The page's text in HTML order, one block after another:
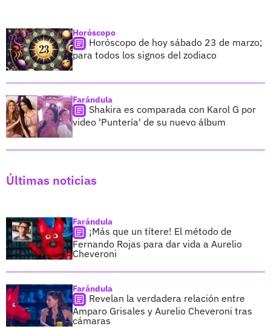
Horóscopo
Horóscopo de hoy sábado 23 de marzo;
para todos los signos del zodiaco
Farándula
Shakira es comparada con Karol G por
video 'Puntería' de su nuevo álbum
Últimas noticias
Farándula
¡Más que un títere! El método de
Fernando Rojas para dar vida a Aurelio
Cheveroni
Farándula
Revelan la verdadera relación entre
Amparo Grisales y Aurelio Cheveroni tras
cámaras